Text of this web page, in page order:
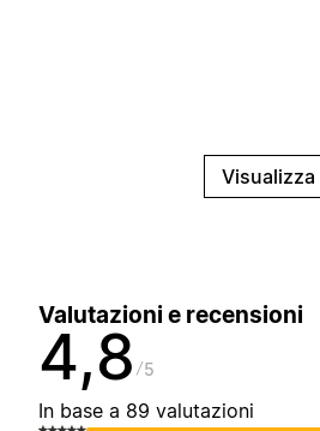
Visualizza
Valutazioni e recensioni
4,8 5
In base a 89 valutazioni